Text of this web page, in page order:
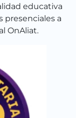
educativa
presenciales a
OnAliat.